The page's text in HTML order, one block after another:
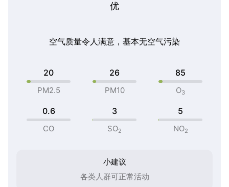
优
空气质量令人满意，基本无空气污染
20
PM2.5
26
PM10
85
O3
0.6
CO
3
SO2
5
NO2
小建议
各类人群可正常活动